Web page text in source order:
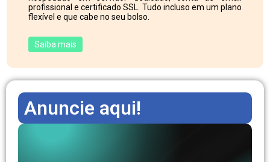
profissional e certificado SSL. Tudo incluso em um plano
flexível e que cabe no seu bolso.
Saiba mais
Anuncie aqui!